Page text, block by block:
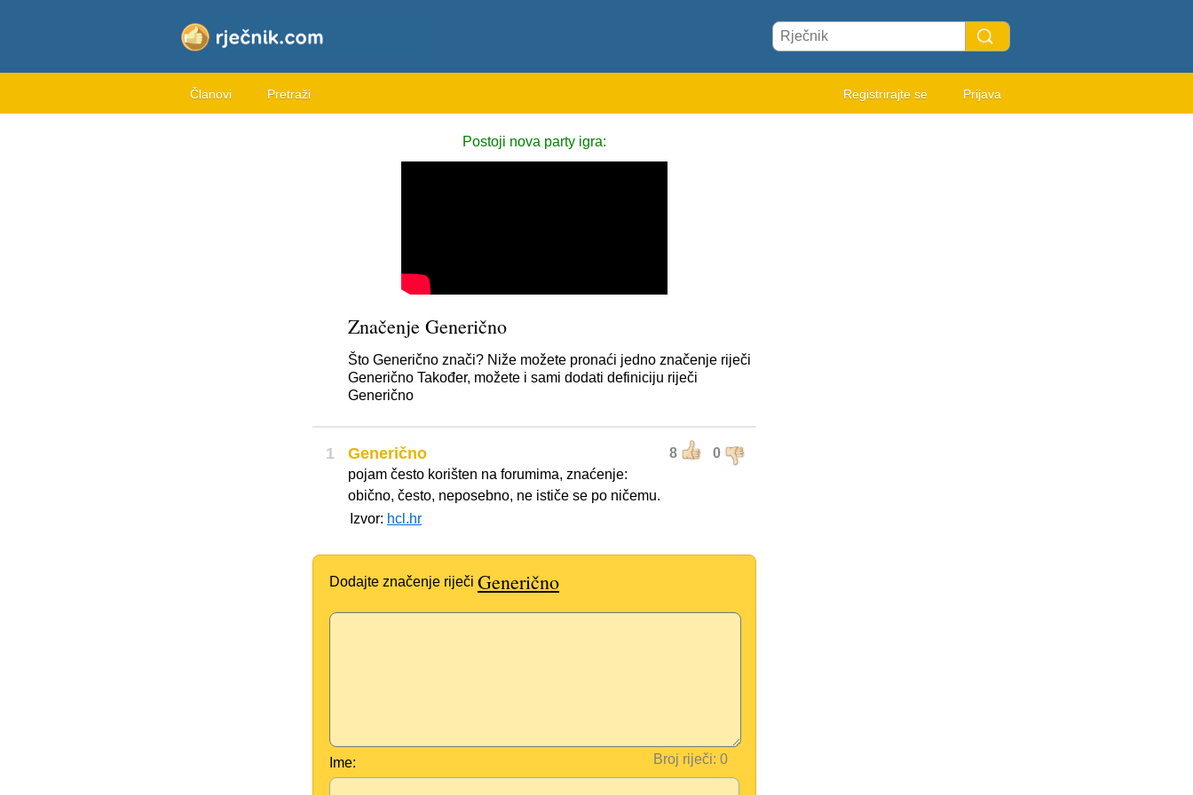
Članovi Pretraži Registrirajte se Prijava
Postoji nova party igra:
Značenje Generično
Što Generično znači? Niže možete pronaći jedno značenje riječi
Generično Također, možete i sami dodati definiciju riječi
Generično
1 8 0
Generično
pojam često korišten na forumima, znaćenje:
obično, često, neposebno, ne ističe se po ničemu.
Izvor: hcl.hr
Dodajte značenje riječi Generično
Broj riječi:
Ime: